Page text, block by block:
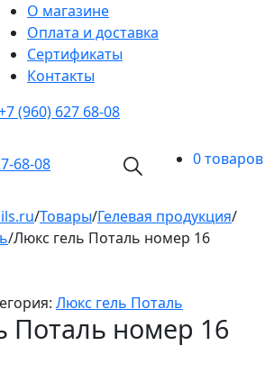
О магазине
Оплата и доставка
Cертификаты
Контакты
(960) 627 68-08
68-08 0 товаров
/Товары/Гелевая продукция/
/Люкс гель Поталь номер 16
Люкс гель Поталь
Поталь номер 16